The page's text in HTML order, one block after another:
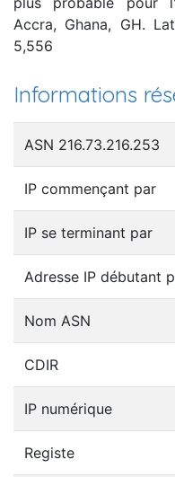
Accra, Ghana, GH.
5,556
Informations
ASN 216.73.216.253
IP commençant par
IP se terminant par
Adresse IP débutant
Nom ASN
CDIR
IP numérique
Registe